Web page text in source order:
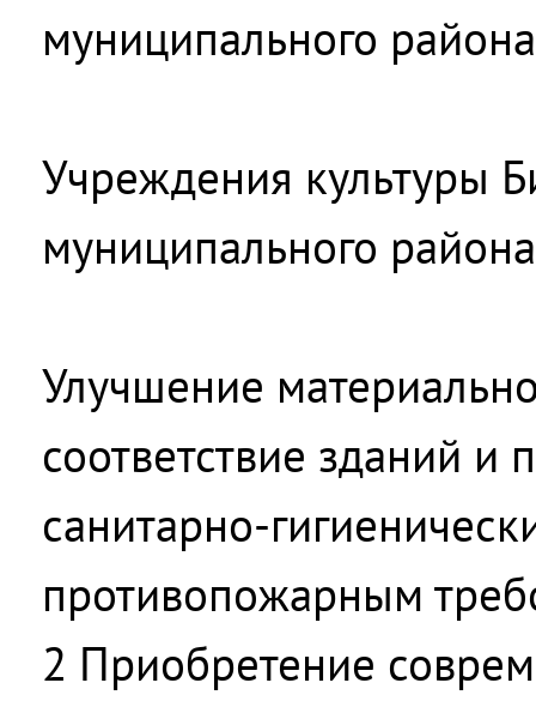
муниципального района
Учреждения культуры
муниципального района
Улучшение
соответствие зданий
санитарно-
противопожарным
2 Приобретение